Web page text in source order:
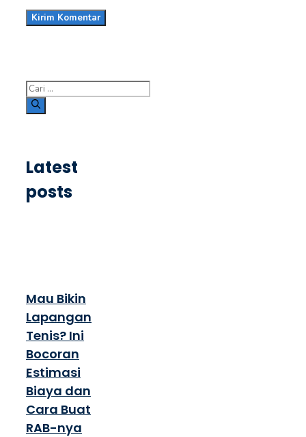
Cari
untuk:
Latest
posts
Mau Bikin
Lapangan
Tenis? Ini
Bocoran
Estimasi
Biaya dan
Cara Buat
RAB-nya